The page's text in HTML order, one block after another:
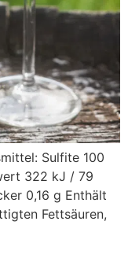
Sulfite 100
322 kJ / 79
0,16 g Enthält
Fettsäuren,